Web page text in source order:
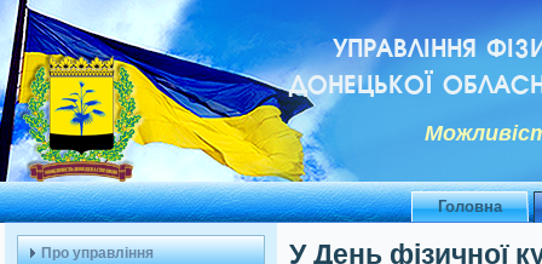
УПРАВЛІННЯ
ДОНЕЦЬКОЇ
Головна
Про управління
У День фізичної